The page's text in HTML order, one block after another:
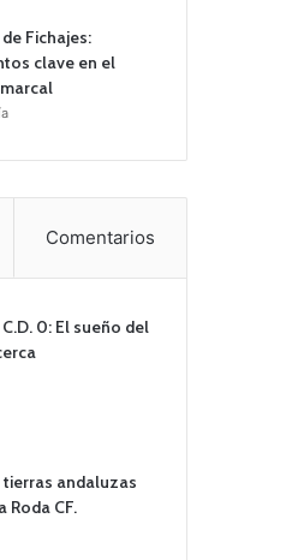
Fichajes:
clave en el
Comentarios
0: El sueño del
andaluzas
Roda CF.